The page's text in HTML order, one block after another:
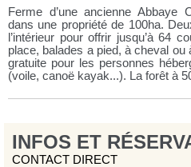
Ferme d’une ancienne Abbaye
dans une propriété de 100ha.
l’intérieur pour offrir jusqu’à 64
place, balades a pied, à cheval
gratuite pour les personnes
(voile, canoë kayak...). La forêt à
INFOS ET
CONTACT DIRECT